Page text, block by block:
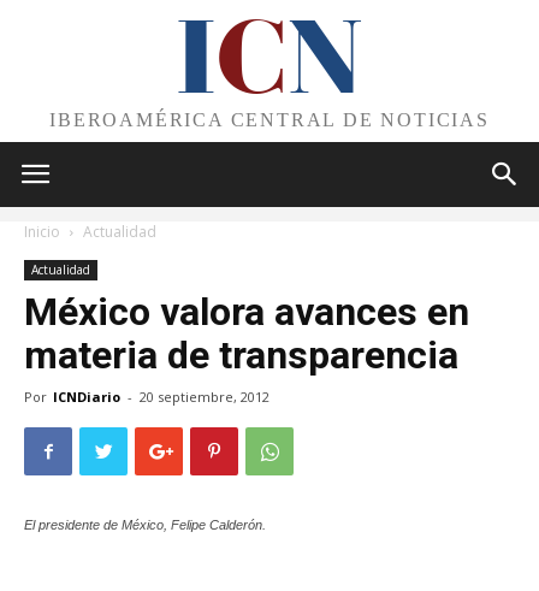
ICN
IBEROAMÉRICA CENTRAL DE NOTICIAS
Inicio Actualidad
Actualidad
México valora avances en
materia de transparencia
Por ICNDiario - 20 septiembre, 2012
El presidente de México, Felipe Calderón.